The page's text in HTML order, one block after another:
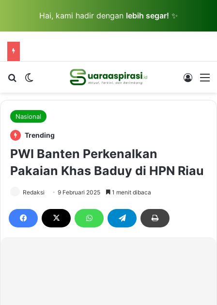
Hai, kami hadir dengan lebih segar! ✨
Cari berita...Switch skin Log In
Nasional
Trending
PWI Banten Perkenalkan
Pakaian Khas Baduy di HPN Riau
Redaksi 9 Februari 2025 1 menit dibaca